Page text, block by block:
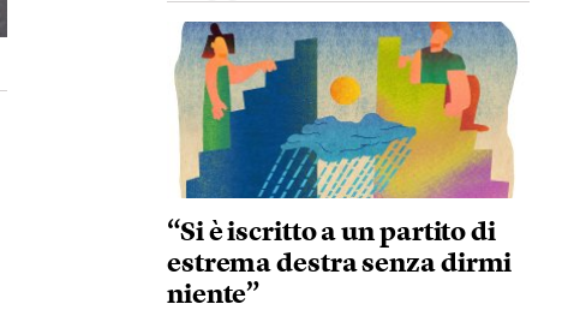
“Si è iscritto a un partito di
estrema destra senza dirmi
niente”